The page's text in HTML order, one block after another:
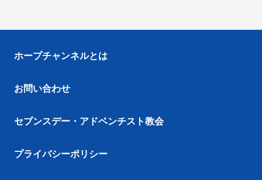
ホープチャンネルとは
お問い合わせ
セブンスデー・アドベンチスト教会
プライバシーポリシー